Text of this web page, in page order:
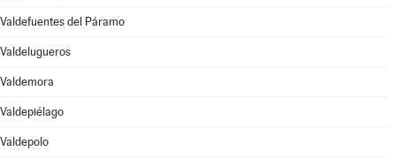
Valdefuentes del Páramo
Valdelugueros
Valdemora
Valdepiélago
Valdepolo